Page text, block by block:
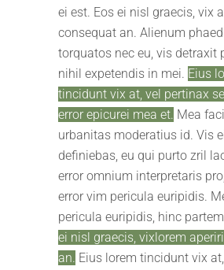
ei est. Eos ei nisl graecis, vix
consequat an. Alienum
torquatos nec eu, vis detraxit
nihil expetendis in mei. Eius
tincidunt vix at, vel pertinax
error epicurei mea et. Mea
urbanitas moderatius id. Vis
definiebas, eu qui purto zril
error omnium interpretaris pro,
error vim pericula euripidis.
pericula euripidis, hinc
ei nisl graecis, vixlorem
an. Eius lorem tincidunt vix